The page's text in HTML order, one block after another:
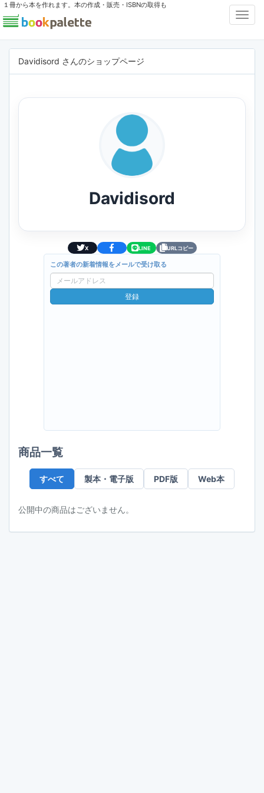
１冊から本を作れます。本の作成・販売・ISBNの取得も
Davidisord さんのショップページ
Davidisord
X LINE URLコピー
この著者の新着情報をメールで受け取る
ー
ル
登録
商品一覧
すべて 製本・電子版 PDF版 Web本
公開中の商品はございません。